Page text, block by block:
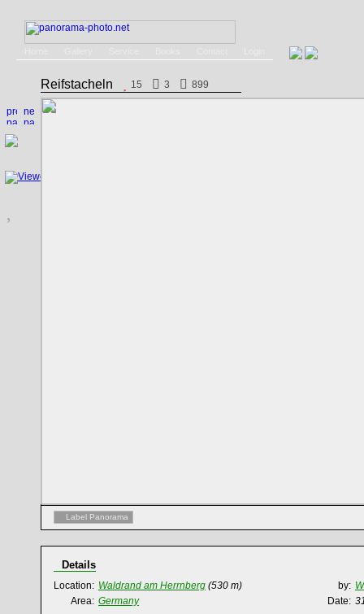
Reifstacheln 15 3 899
Label Panorama
Details
Location: Waldrand am Herrnberg (530 m) by:
Area: Germany Date: